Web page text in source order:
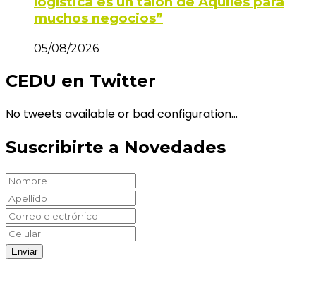
muchos negocios”
05/08/2026
CEDU en Twitter
No tweets available or bad configuration...
Suscribirte a Novedades